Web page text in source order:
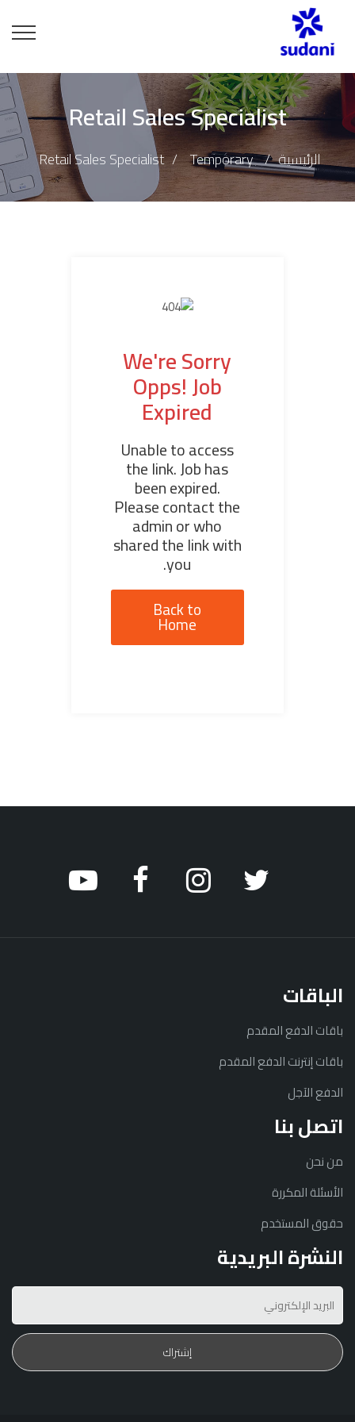
Retail Sales Specialist
الرئيسية Temporary
Retail Sales Specialist
We're Sorry
Opps! Job
Expired
Unable to access
the link. Job has
been expired.
Please contact the
admin or who
shared the link with
you.
Back to
Home
الباقات
باقات الدفع المقدم
باقات إنترنت الدفع المقدم
الدفع الآجل
اتصل بنا
من نحن
الأسئلة المكررة
حقوق المستخدم
النشرة البريدية